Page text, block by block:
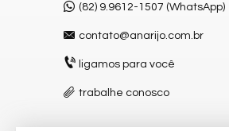
(82) 9.9612-1507 (WhatsApp)
contato@anarijo.com.br
ligamos para você
trabalhe conosco